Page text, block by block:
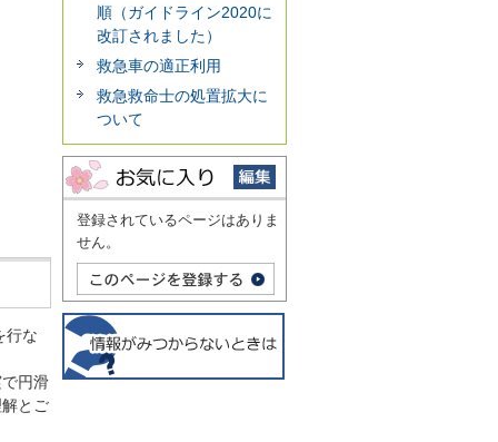
行な
円滑
とご
順（ガイドライン2020に
改訂されました）
救急車の適正利用
救急救命士の処置拡大に
ついて
登録されているページはありま
せん。